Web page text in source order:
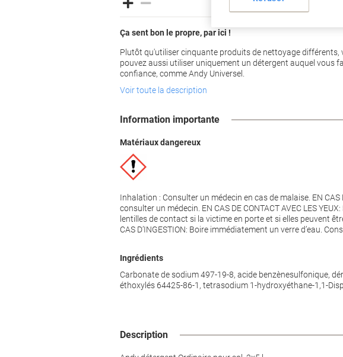
Ça sent bon le propre, par ici !
Plutôt qu'utiliser cinquante produits de nettoyage différents,
pouvez aussi utiliser uniquement un détergent auquel vous
confiance, comme Andy Universel.
Voir toute la description
Information importante
Matériaux dangereux
Inhalation : Consulter un médecin en cas de malaise. EN CAS
consulter un médecin. EN CAS DE CONTACT AVEC LES
lentilles de contact si la victime en porte et si elles peuvent
CAS D’INGESTION: Boire immédiatement un verre d’eau.
Ingrédients
Carbonate de sodium 497-19-8, acide benzènesulfonique,
éthoxylés 64425-86-1, tetrasodium 1-hydroxyéthane-1,1-
Description